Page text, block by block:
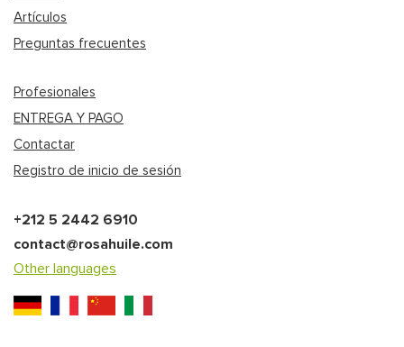
Artículos
Preguntas frecuentes
Profesionales
ENTREGA Y PAGO
Contactar
Registro de inicio de sesión
+212 5 2442 6910
contact@rosahuile.com
Other languages